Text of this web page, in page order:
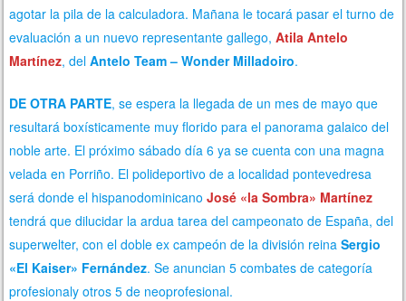
agotar la pila de la calculadora. Mañana le tocará pasar el turno de
evaluación a un nuevo representante gallego,Atila Antelo
Martínez, delAntelo Team – Wonder Milladoiro.
DE OTRA PARTE, se espera la llegada de un mes de mayo que
resultará boxísticamente muy florido para el panorama galaico del
noble arte. El próximo sábado día 6 ya se cuenta con una magna
velada en Porriño. El polideportivo de a localidad pontevedresa
será donde el hispanodominicanoJosé «la Sombra» Martínez
tendrá que dilucidar la ardua tarea del campeonato de España, del
superwelter, con el doble ex campeón de la división reinaSergio
«El Kaiser» Fernández. Se anuncian 5 combates de categoría
profesionaly otros 5 de neoprofesional.